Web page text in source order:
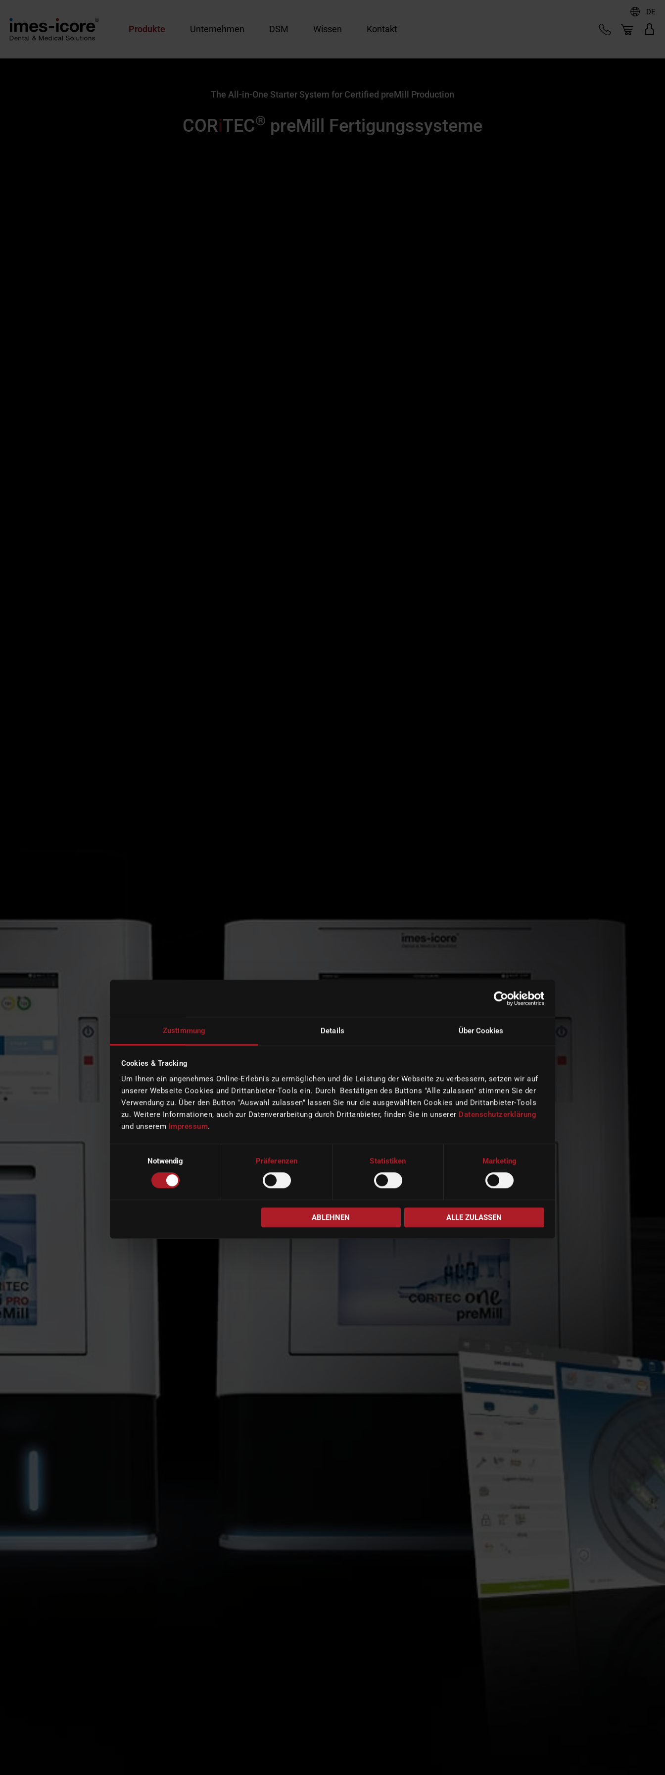
Zustimmung Details Über Cookies
Cookies & Tracking
Um Ihnen ein angenehmes Online-Erlebnis zu ermöglichen und die Leistung der Webseite zu verbessern, setzen wir auf
unserer Webseite Cookies und Drittanbieter-Tools ein. Durch Bestätigen des Buttons "Alle zulassen" stimmen Sie der
Verwendung zu. Über den Button "Auswahl zulassen" lassen Sie nur die ausgewählten Cookies und Drittanbieter-Tools
zu. Weitere Informationen, auch zur Datenverarbeitung durch Drittanbieter, finden Sie in unserer Datenschutzerklärung
und unserem Impressum.
Notwendig
Präferenzen Statistiken Marketing
ABLEHNEN ALLE ZULASSEN
Produkte Unternehmen DSM Wissen Kontakt
DE
The All-in-One Starter System for Certified preMill Production
CORiTEC® preMill Fertigungssysteme